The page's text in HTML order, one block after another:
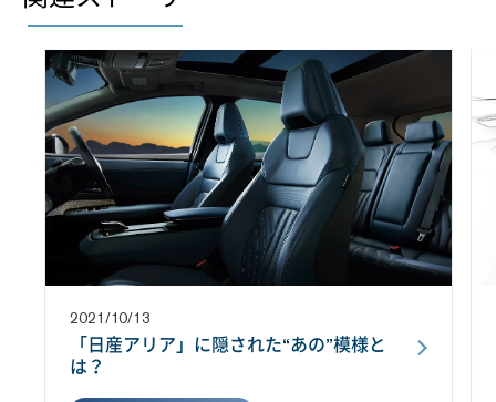
2021/10/13
「日産アリア」に隠された“あの”模様と
は？